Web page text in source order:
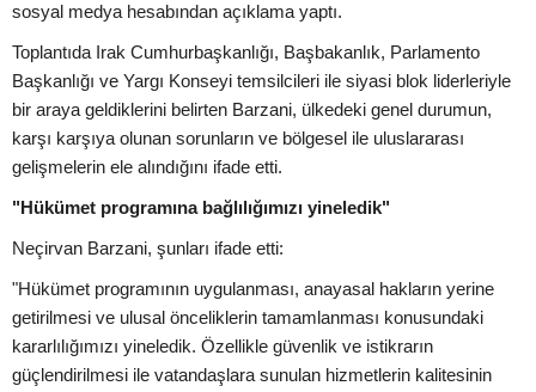
sosyal medya hesabından açıklama yaptı.
Toplantıda Irak Cumhurbaşkanlığı, Başbakanlık, Parlamento
Başkanlığı ve Yargı Konseyi temsilcileri ile siyasi blok liderleriyle
bir araya geldiklerini belirten Barzani, ülkedeki genel durumun,
karşı karşıya olunan sorunların ve bölgesel ile uluslararası
gelişmelerin ele alındığını ifade etti.
"Hükümet programına bağlılığımızı yineledik"
Neçirvan Barzani, şunları ifade etti:
"Hükümet programının uygulanması, anayasal hakların yerine
getirilmesi ve ulusal önceliklerin tamamlanması konusundaki
kararlılığımızı yineledik. Özellikle güvenlik ve istikrarın
güçlendirilmesi ile vatandaşlara sunulan hizmetlerin kalitesinin